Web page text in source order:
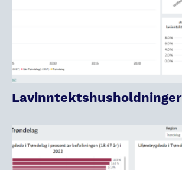
Lavinntektshusholdninger